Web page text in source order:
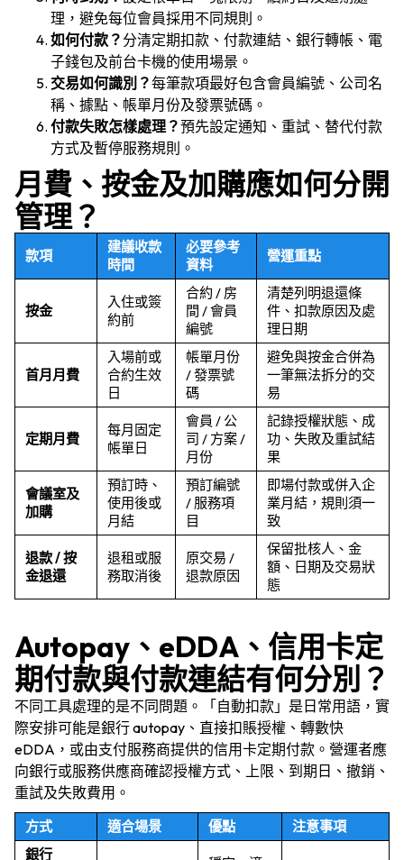
理，避免每位會員採用不同規則。
如何付款？ 分清定期扣款、付款連結、銀行轉帳、電
子錢包及前台卡機的使用場景。
交易如何識別？每筆款項最好包含會員編號、公司名
稱、據點、帳單月份及發票號碼。
付款失敗怎樣處理？預先設定通知、重試、替代付款
方式及暫停服務規則。
月費、按金及加購應如何分開
管理？
款項
建議收款
時間
必要參考
資料
營運重點
按金
入住或簽
約前
合約 / 房
間 / 會員
編號
清楚列明退還條
件、扣款原因及處
理日期
首月月費
入場前或
合約生效
日
帳單月份
/ 發票號
碼
避免與按金合併為
一筆無法拆分的交
易
定期月費
每月固定
帳單日
會員 / 公
司 / 方案 /
月份
記錄授權狀態、成
功、失敗及重試結
果
會議室及
加購
預訂時、
使用後或
月結
預訂編號
/ 服務項
目
即場付款或併入企
業月結，規則須一
致
退款 / 按
金退還
退租或服
務取消後
原交易 /
退款原因
保留批核人、金
額、日期及交易狀
態
Autopay、eDDA、信用卡定
期付款與付款連結有何分別？
不同工具處理的是不同問題。「自動扣款」是日常用語，實
際安排可能是銀行 autopay、直接扣賬授權、轉數快
eDDA，或由支付服務商提供的信用卡定期付款。營運者應
向銀行或服務供應商確認授權方式、上限、到期日、撤銷、
重試及失敗費用。
方式 適合場景 優點
注意事項
銀行